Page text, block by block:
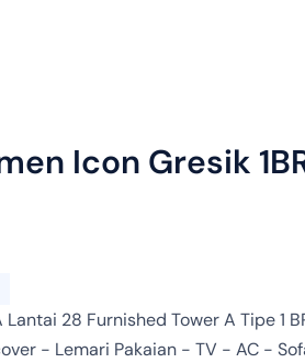
Icon Gresik
28 Furnished Tower A Tipe 1
- Lemari Pakaian - TV - AC -